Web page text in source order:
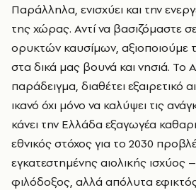
Παράλληλα, ενισχύει και την
της χώρας. Αντί να βασιζόμαστε
ορυκτών καυσίμων,
στα δικά μας βουνά και νησιά. Το
παράδειγμα, διαθέτει εξαιρετικό
ικανό όχι μόνο να καλύψει τις
κάνει την Ελλάδα εξαγωγέα
εθνικός στόχος για το 2030
εγκατεστημένης αιολικής ισχύος
φιλόδοξος, αλλά απόλυτα